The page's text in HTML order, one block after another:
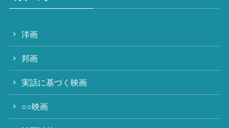
洋画
邦画
実話に基づく映画
○○映画